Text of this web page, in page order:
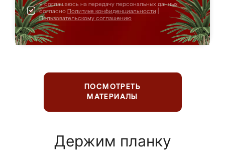
Я соглашаюсь на передачу персональных данных
согласно Политике конфиденциальности
Пользовательскому соглашению
ПОСМОТРЕТЬ
МАТЕРИАЛЫ
Держим планку